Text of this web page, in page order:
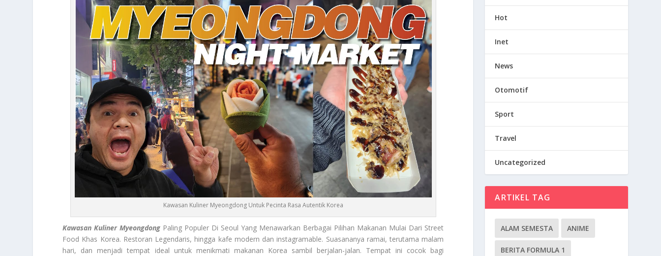
Kawasan Kuliner Myeongdong Untuk Pecinta Rasa Autentik Korea
Kawasan Kuliner Myeongdong Paling Populer Di Seoul Yang Menawarkan Berbagai Pilihan Makanan Mulai Dari Street
Food Khas Korea. Restoran Legendaris, hingga kafe modern dan instagramable. Suasananya ramai, terutama malam
hari, dan menjadi tempat ideal untuk menikmati makanan Korea sambil berjalan-jalan. Tempat ini cocok bagi
Hot
Inet
News
Otomotif
Sport
Travel
Uncategorized
ARTIKEL TAG
ALAM SEMESTA ANIME
BERITA FORMULA 1